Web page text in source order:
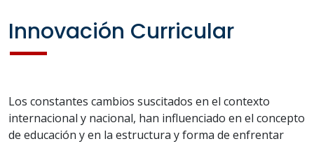
Innovación Curricular
Los constantes cambios suscitados en el contexto
internacional y nacional, han influenciado en el concepto
de educación y en la estructura y forma de enfrentar